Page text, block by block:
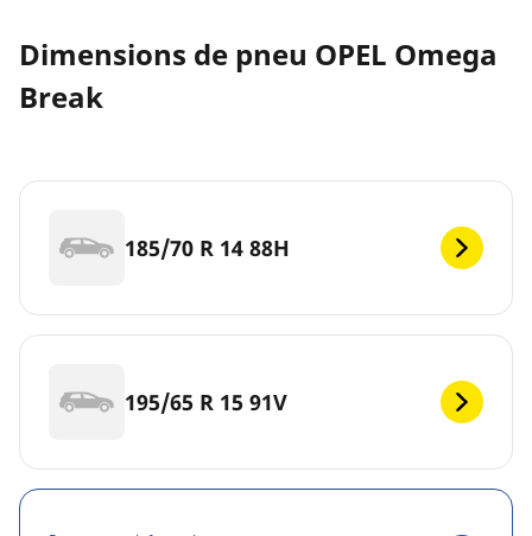
Dimensions de pneu OPEL Omega
Break
185/70 R 14 88H
195/65 R 15 91V